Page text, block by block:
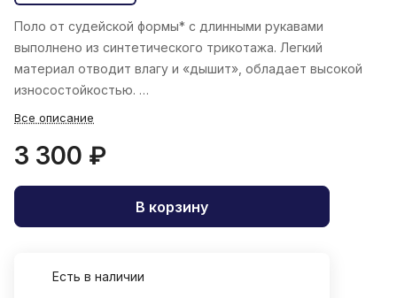
Поло от судейской формы* с длинными рукавами
выполнено из синтетического трикотажа. Легкий
материал отводит влагу и «дышит», обладает высокой
износостойкостью.
*Форма судей на официальных играх ВФВ
Все описание
3 300 ₽
В корзину
Есть в наличии